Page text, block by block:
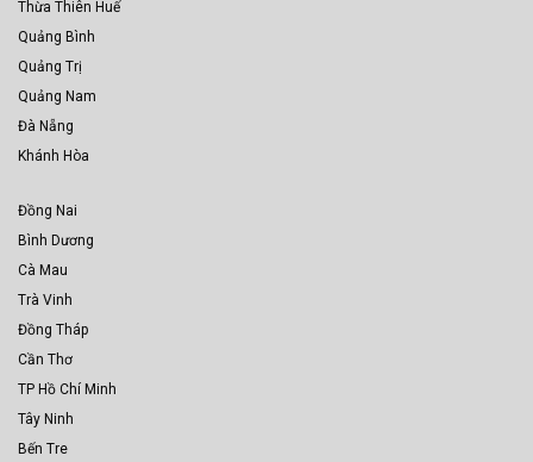
Thừa Thiên Huế
Quảng Bình
Quảng Trị
Quảng Nam
Đà Nẵng
Khánh Hòa
Đồng Nai
Bình Dương
Cà Mau
Trà Vinh
Đồng Tháp
Cần Thơ
TP Hồ Chí Minh
Tây Ninh
Bến Tre